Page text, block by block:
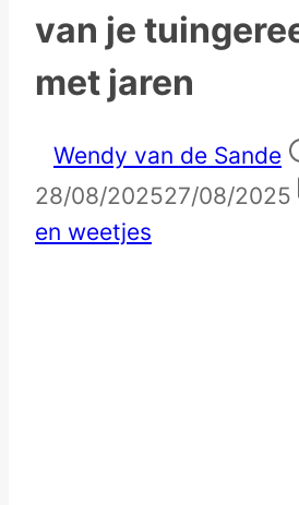
van je
met jaren
Wendy van de Sande
28/08/202527/08/2025
en weetjes